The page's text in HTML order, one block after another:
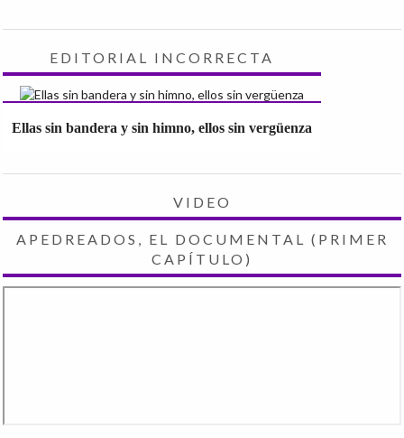
EDITORIAL INCORRECTA
Ellas sin bandera y sin himno, ellos sin vergüenza
VIDEO
APEDREADOS, EL DOCUMENTAL (PRIMER
CAPÍTULO)